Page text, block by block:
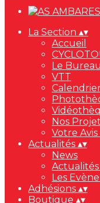
La Section ▴▾
Accueil
Le
VTT
Nos
Votre
Actualités ▴▾
News
Les
Adhésions ▴▾
Boutique ▴▾